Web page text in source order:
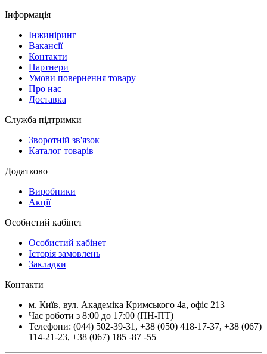
Інформація
Інжиніринг
Вакансії
Контакти
Партнери
Умови повернення товару
Про нас
Доставка
Служба підтримки
Зворотній зв'язок
Каталог товарів
Додатково
Виробники
Акції
Особистий кабінет
Особистий кабінет
Історія замовлень
Закладки
Контакти
м. Київ, вул. Академіка Кримського 4а, офіс 213
Час роботи з 8:00 до 17:00 (ПН-ПТ)
Телефони: (044) 502-39-31 , +38 (050) 418-17-37, +38 (067)
114-21-23, +38 (067) 185 -87 -55